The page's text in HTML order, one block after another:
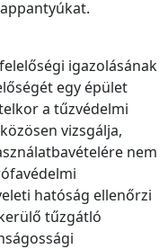
igazolásának
egy épület
a tűzvédelmi
vizsgálja,
nem
hatóság ellenőrzi
tűzgátló